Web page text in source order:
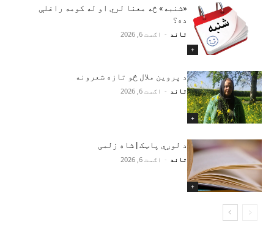
+
«شنبه» څه معنا لري او له کومه راغلې
ده؟
تاند - اګست 6, 2026
+
د پروین ملال څو تازه شعرونه
تاند - اګست 6, 2026
+
د لوږې پاټک | شاه زلمی
تاند - اګست 6, 2026